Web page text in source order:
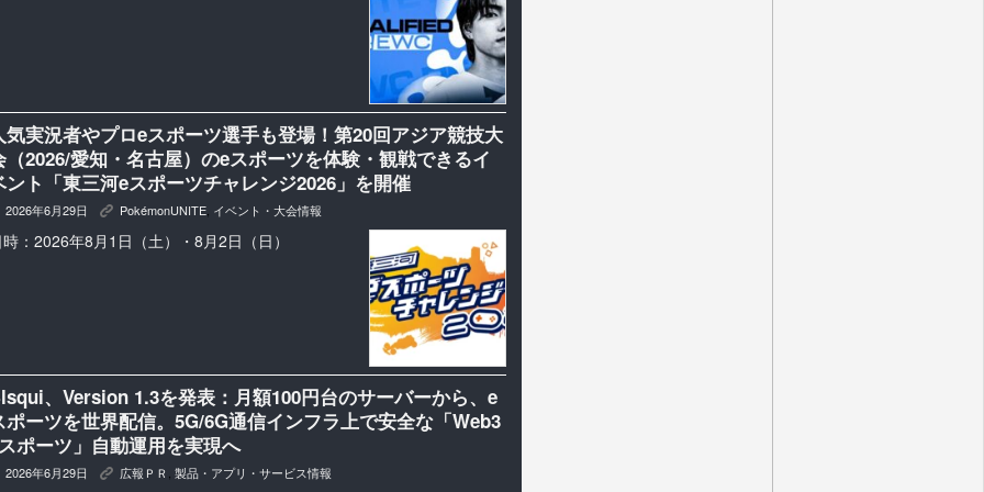
気実況者やプロeスポーツ選手も登場！第20回アジア競技大
（2026/愛知・名古屋）のeスポーツを体験・観戦できるイ
ント「東三河eスポーツチャレンジ2026」を開催
2026年6月29日 K PokémonUNITE イベント・大会情報
：2026年8月1日（土）・8月2日（日）
、Version 1.3を発表：月額100円台のサーバーから、e
ポーツを世界配信。5G/6G通信インフラ上で安全な「Web3
ポーツ」自動運用を実現へ
2026年6月29日 K 広報ＰＲ 製品・アプリ・サービス情報